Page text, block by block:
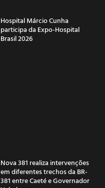
Hospital Márcio Cunha
participa da Expo-Hospital
Brasil 2026
Nova 381 realiza intervenções
em diferentes trechos da BR-
381 entre Caeté e Governador